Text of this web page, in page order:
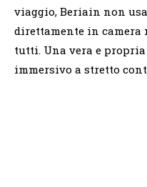
viaggio, Beriain non
direttamente in
tutti. Una vera e
immersivo a stretto